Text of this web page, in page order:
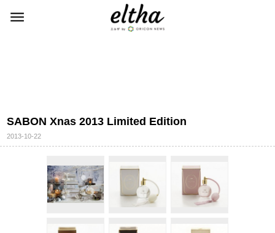
SABON Xnas 2013 Limited Edition
2013-10-22